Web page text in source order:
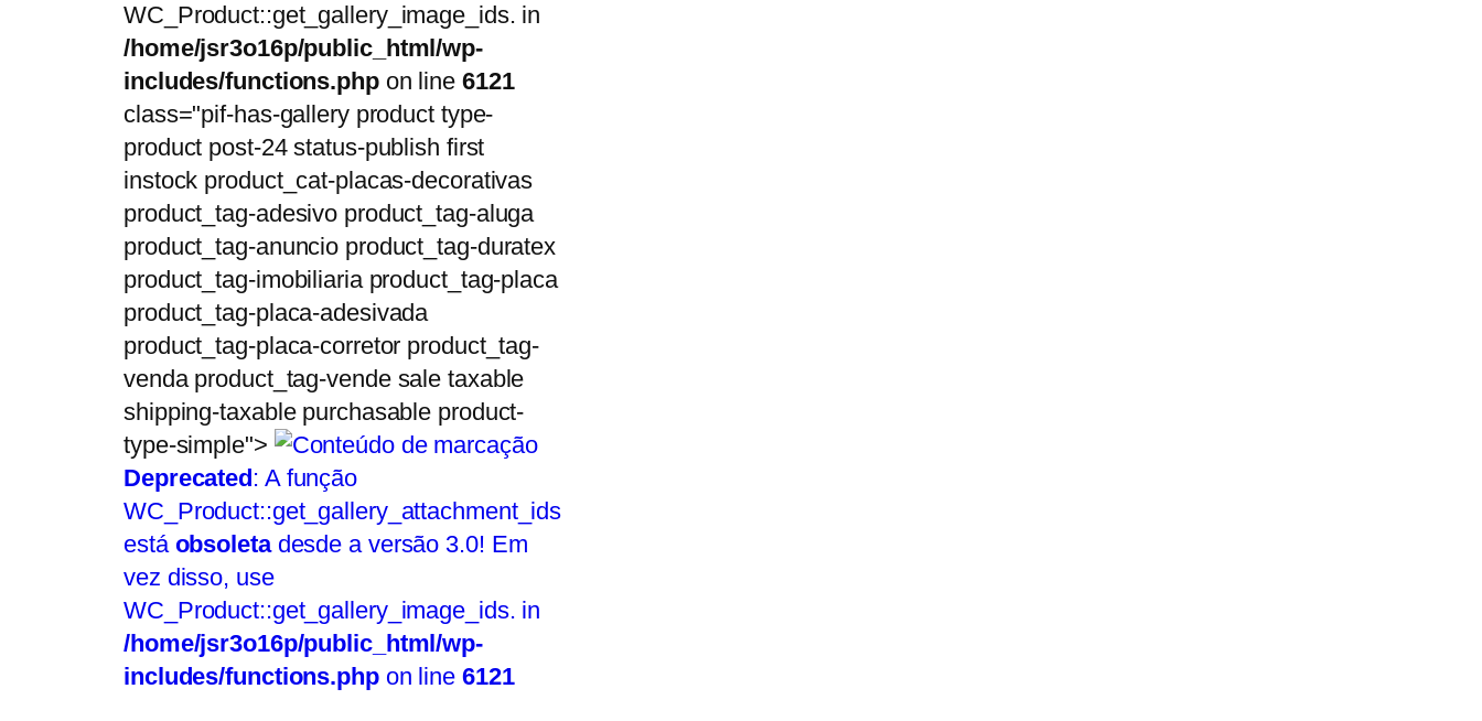
WC_Product::get_gallery_image_ids. in
/home/jsr3o16p/public_html/wp-
includes/functions.phpon line 6121
class="pif-has-gallery product type-
product post-24 status-publish first
instock product_cat-placas-decorativas
product_tag-adesivo product_tag-aluga
product_tag-anuncio product_tag-duratex
product_tag-imobiliaria product_tag-placa
product_tag-placa-adesivada
product_tag-placa-corretor product_tag-
venda product_tag-vende sale taxable
shipping-taxable purchasable product-
type-simple">
Deprecated: A função
WC_Product::get_gallery_attachment_ids
está obsoletadesde a versão 3.0! Em
vez disso, use
WC_Product::get_gallery_image_ids. in
/home/jsr3o16p/public_html/wp-
includes/functions.phpon line 6121